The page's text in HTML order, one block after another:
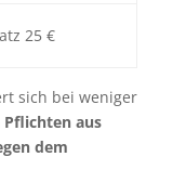
25 €
sich bei weniger
Pflichten aus
dem